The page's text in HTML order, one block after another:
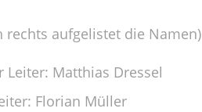
rechts aufgelistet die Namen)
Leiter: Matthias Dressel
Florian Müller